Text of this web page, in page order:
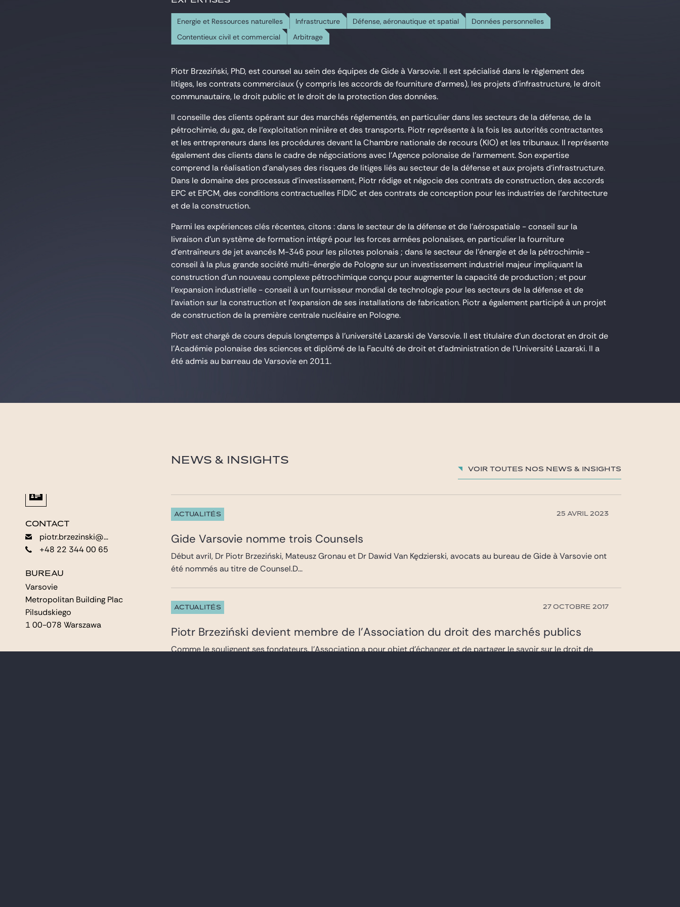
CONTACT
piotr.brzezinski@gide.com
+48 22 344 00 65
BUREAU
Varsovie
Metropolitan Building Plac
Pilsudskiego
1 00-078 Warszawa
CONTACT
piotr.brzezinski@gide.com
+48 22 344 00 65
BUREAU
Varsovie
Metropolitan Building Plac
Pilsudskiego
1 00-078 Warszawa
Energie et Ressources naturelles Infrastructure Défense, aéronautique et spatial
Données personnelles
Contentieux civil et commercial
Arbitrage
Piotr Brzeziński, PhD, est counsel au sein des équipes de Gide à Varsovie. Il est spécialisé dans le règlement des
litiges, les contrats commerciaux (y compris les accords de fourniture d'armes), les projets d'infrastructure, le droit
communautaire, le droit public et le droit de la protection des données.
Il conseille des clients opérant sur des marchés réglementés, en particulier dans les secteurs de la défense, de la
pétrochimie, du gaz, de l'exploitation minière et des transports. Piotr représente à la fois les autorités contractantes
et les entrepreneurs dans les procédures devant la Chambre nationale de recours (KIO) et les tribunaux. Il représente
également des clients dans le cadre de négociations avec l'Agence polonaise de l'armement. Son expertise
comprend la réalisation d'analyses des risques de litiges liés au secteur de la défense et aux projets d'infrastructure.
Dans le domaine des processus d'investissement, Piotr rédige et négocie des contrats de construction, des accords
EPC et EPCM, des conditions contractuelles FIDIC et des contrats de conception pour les industries de l'architecture
et de la construction.
Parmi les expériences clés récentes, citons : dans le secteur de la défense et de l'aérospatiale - conseil sur la
livraison d'un système de formation intégré pour les forces armées polonaises, en particulier la fourniture
d'entraîneurs de jet avancés M-346 pour les pilotes polonais ; dans le secteur de l'énergie et de la pétrochimie -
conseil à la plus grande société multi-énergie de Pologne sur un investissement industriel majeur impliquant la
construction d'un nouveau complexe pétrochimique conçu pour augmenter la capacité de production ; et pour
l'expansion industrielle - conseil à un fournisseur mondial de technologie pour les secteurs de la défense et de
l'aviation sur la construction et l'expansion de ses installations de fabrication. Piotr a également participé à un projet
de construction de la première centrale nucléaire en Pologne.
Piotr est chargé de cours depuis longtemps à l'université Lazarski de Varsovie. Il est titulaire d'un doctorat en droit de
l'Académie polonaise des sciences et diplômé de la Faculté de droit et d'administration de l'Université Lazarski. Il a
été admis au barreau de Varsovie en 2011.
NEWS & INSIGHTS
Voir toutes nos News & insights
ACTUALITÉS 25 AVRIL 2023
Gide Varsovie nomme trois Counsels
Début avril, Dr Piotr Brzeziński, Mateusz Gronau et Dr Dawid Van Kędzierski, avocats au bureau de Gide à Varsovie ont
été nommés au titre de Counsel.D...
ACTUALITÉS 27 OCTOBRE 2017
Piotr Brzeziński devient membre de l’Association du droit des marchés publics
Comme le soulignent ses fondateurs, l’Association a pour objet d’échanger et de partager le savoir sur le droit de